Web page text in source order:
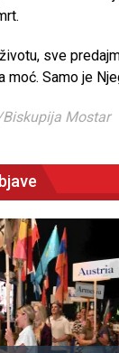
sve
moć. Samo je
Mostar